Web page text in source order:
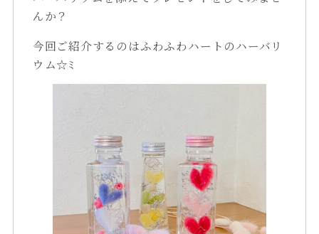
んか？
今回ご紹介するのはふわふわハートのハーバリ
ウム☆ﾐ